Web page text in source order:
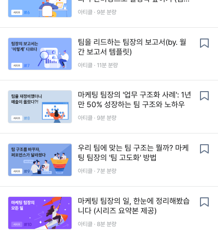
릿)
아티클 · 9분 분량
팀을 리드하는 팀장의 보고서(by. 월
간 보고서 템플릿)
아티클 · 11분 분량
마케팅 팀장의 '업무 구조화 사례': 1년
만 50% 성장하는 팀 구조와 노하우
아티클 · 9분 분량
우리 팀에 맞는 팀 구조는 뭘까? 마케
팅 팀장의 '팀 고도화' 방법
아티클 · 7분 분량
마케팅 팀장의 일, 한눈에 정리해봤습
니다 (시리즈 요약본 제공)
아티클 · 8분 분량